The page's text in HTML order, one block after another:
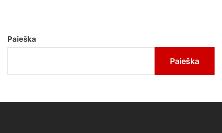
Paieška
Paieška